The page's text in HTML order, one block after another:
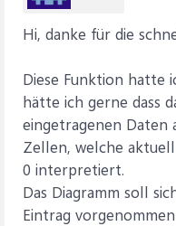
Hi, danke für die
Diese Funktion hatte
hätte ich gerne dass
eingetragenen Daten
Zellen, welche
0 interpretiert.
Das Diagramm soll
Eintrag